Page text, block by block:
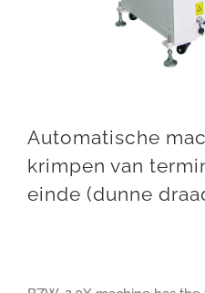
Automatische
krimpen van
einde (dunne